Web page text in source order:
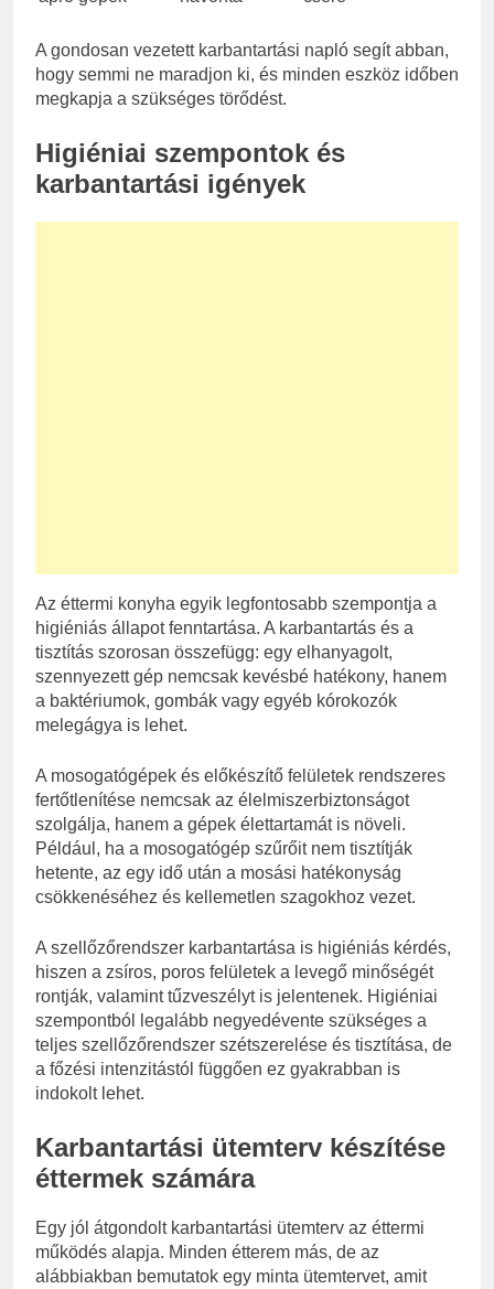
A gondosan vezetett karbantartási napló segít abban,
hogy semmi ne maradjon ki, és minden eszköz időben
megkapja a szükséges törődést.
Higiéniai szempontok és
karbantartási igények
Az éttermi konyha egyik legfontosabb szempontja a
higiéniás állapot fenntartása. A karbantartás és a
tisztítás szorosan összefügg: egy elhanyagolt,
szennyezett gép nemcsak kevésbé hatékony, hanem
a baktériumok, gombák vagy egyéb kórokozók
melegágya is lehet.
A mosogatógépek és előkészítő felületek rendszeres
fertőtlenítése nemcsak az élelmiszerbiztonságot
szolgálja, hanem a gépek élettartamát is növeli.
Például, ha a mosogatógép szűrőit nem tisztítják
hetente, az egy idő után a mosási hatékonyság
csökkenéséhez és kellemetlen szagokhoz vezet.
A szellőzőrendszer karbantartása is higiéniás kérdés,
hiszen a zsíros, poros felületek a levegő minőségét
rontják, valamint tűzveszélyt is jelentenek. Higiéniai
szempontból legalább negyedévente szükséges a
teljes szellőzőrendszer szétszerelése és tisztítása, de
a főzési intenzitástól függően ez gyakrabban is
indokolt lehet.
Karbantartási ütemterv készítése
éttermek számára
Egy jól átgondolt karbantartási ütemterv az éttermi
működés alapja. Minden étterem más, de az
alábbiakban bemutatok egy minta ütemtervet, amit